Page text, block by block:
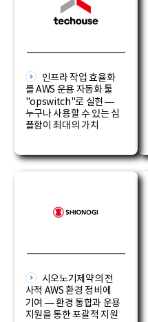
인프라 작업 효율화
를 AWS 운용 자동화 툴
"opswitch"로 실현 —
누구나 사용할 수 있는 심
플함이 최대의 가치
시오노기제약의 전
사적 AWS 환경 정비에
기여 — 환경 통합과 운용
지원을 통한 포괄적 지원